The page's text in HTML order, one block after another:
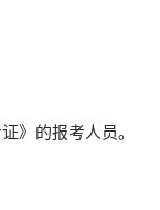
》的报考人员。